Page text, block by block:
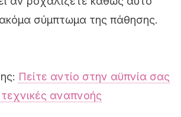
σύμπτωμα της πάθησης.
Πείτε αντίο στην αϋπνία σας
αναπνοής